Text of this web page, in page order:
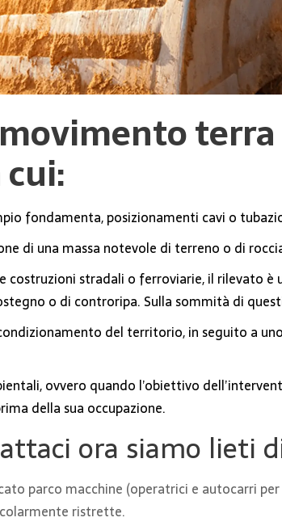
terra
fondamenta, posizionamenti cavi o
di una massa notevole di terreno o di
costruzioni stradali o ferroviarie, il rilevato
o di controripa. Sulla sommità di
del territorio, in seguito a
ovvero quando l’obiettivo
della sua occupazione.
ora siamo lieti
parco macchine (operatrici e autocarri
ristrette.